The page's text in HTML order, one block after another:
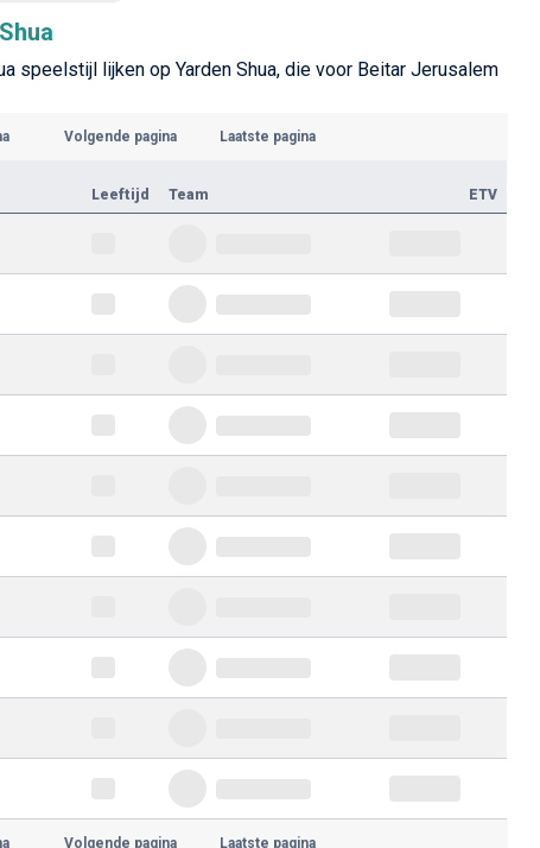
speelstijl lijken op Yarden Shua, die voor Beitar Jerusalem
Volgende pagina Laatste pagina
Leeftijd Team ETV
Volgende pagina Laatste pagina